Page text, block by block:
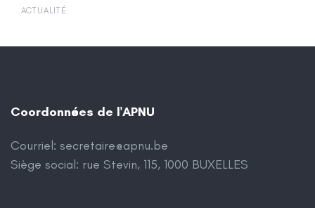
ACTUALITÉ
Coordonnées de l'APNU
Courriel: secretaire@apnu.be
Siège social: rue Stevin, 115, 1000 BUXELLES